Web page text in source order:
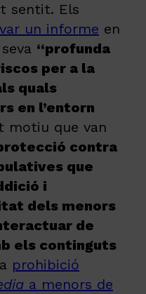
sentit. Els
un informe en
“profunda
per a la
quals
en l’entorn
motiu que van
contra
que
i
dels menors
de
els continguts
prohibició
a menors de